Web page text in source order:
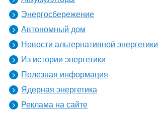
Энергосбережение
Автономный дом
Новости альтернативной энергетики
Из истории энергетики
Полезная информация
Ядерная энергетика
Реклама на сайте